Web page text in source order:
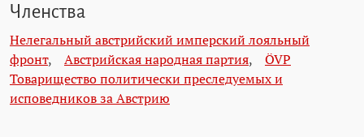
Членства
Нелегальный австрийский имперский лояльный
фронт, Австрийская народная партия, ÖVP
Товарищество политически преследуемых и
исповедников за Австрию